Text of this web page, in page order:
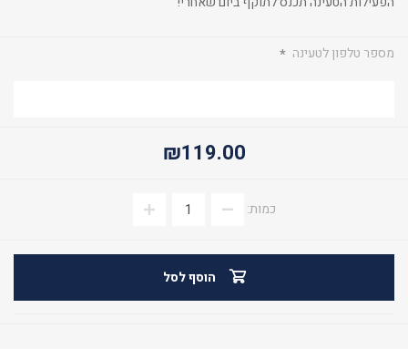
מספר טלפון לטעינה *
₪119.00
כמות:
הוסף לסל